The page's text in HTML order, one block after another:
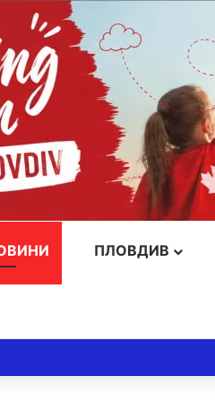
ПЛОВДИВ